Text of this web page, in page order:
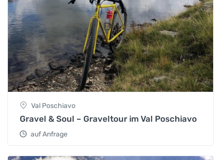
Val Poschiavo
Gravel & Soul – Graveltour im Val Poschiavo
auf Anfrage